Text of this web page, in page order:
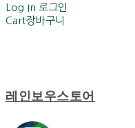
Log In 로그인
Cart장바구니
레인보우스토어